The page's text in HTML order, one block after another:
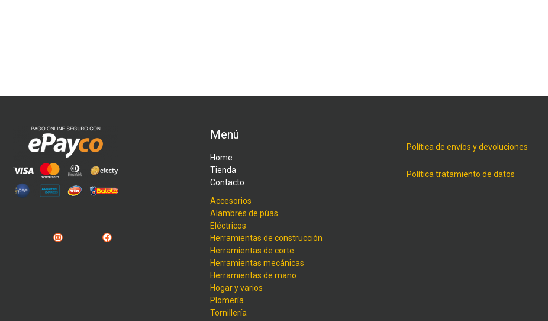
Instagram Facebook
Menú
Home
Tienda
Contacto
Accesorios
Alambres de púas
Eléctricos
Herramientas de construcción
Herramientas de corte
Herramientas mecánicas
Herramientas de mano
Hogar y varios
Plomería
Tornillería
Política de envíos y devoluciones
Política tratamiento de datos